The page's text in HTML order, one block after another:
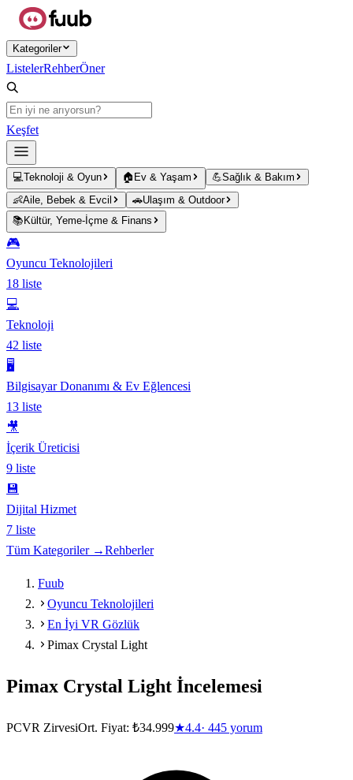
Ana içeriğe atla
Kategoriler
ListelerRehberÖner
Keşfet
💻Teknoloji & Oyun 🏠 Ev & Yaşam 💪Sağlık & Bakım
👶Aile, Bebek & Evcil 🚗Ulaşım & Outdoor
📚 Kültür, Yeme-İçme & Finans
🎮
Oyuncu Teknolojileri
18 liste
💻
Teknoloji
42 liste
🖥️
Bilgisayar Donanımı & Ev Eğlencesi
13 liste
🎥
İçerik Üreticisi
9 liste
💾
Dijital Hizmet
7 liste
Tüm Kategoriler →Rehberler
Fuub
Oyuncu Teknolojileri
En İyi VR Gözlük
Pimax Crystal Light
Pimax Crystal Light İncelemesi
PCVR ZirvesiOrt. Fiyat: ₺34.999★4.4· 445 yorum